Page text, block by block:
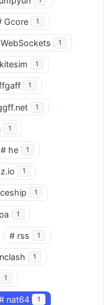
Gcore 1
WebSockets 1
kitesim 1
1
1
1
# he 1
1
1
1
# rss 1
1
1
nat64 1